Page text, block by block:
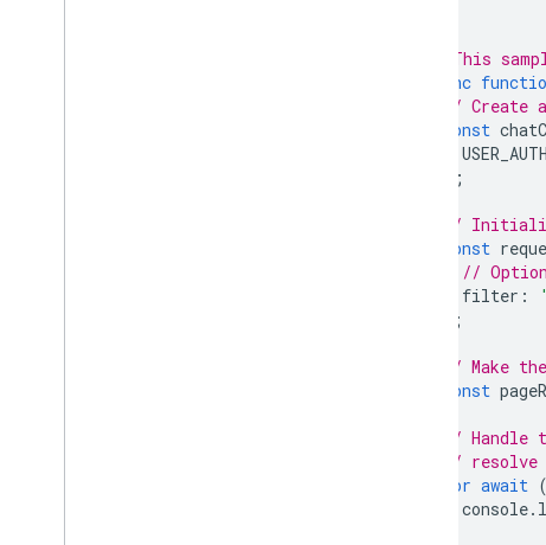
// This
async
// Create
const
);
//
const
//
filter :
};
// Make
const
//
//
for await (
console.